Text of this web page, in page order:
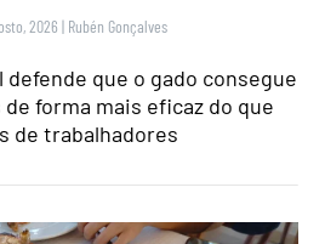
2026 | Rubén Gonçalves
que o gado consegue
forma mais eficaz do que
de trabalhadores